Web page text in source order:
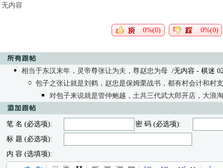
无内容
0%(0) 0%(0)
相当于东汉末年，灵帝尊张让为夫，尊赵忠为母 /无内容 - 棋迷
包子之张让就是刘鹤，赵忠是保姆栗战书，都有村会计和村
对包子来说就是管仲鲍越，土共三代武大郎开店，大浪
笔 名 (必选项):
密 码 (必选项):
标 题 (必选项):
内 容 (选填项):